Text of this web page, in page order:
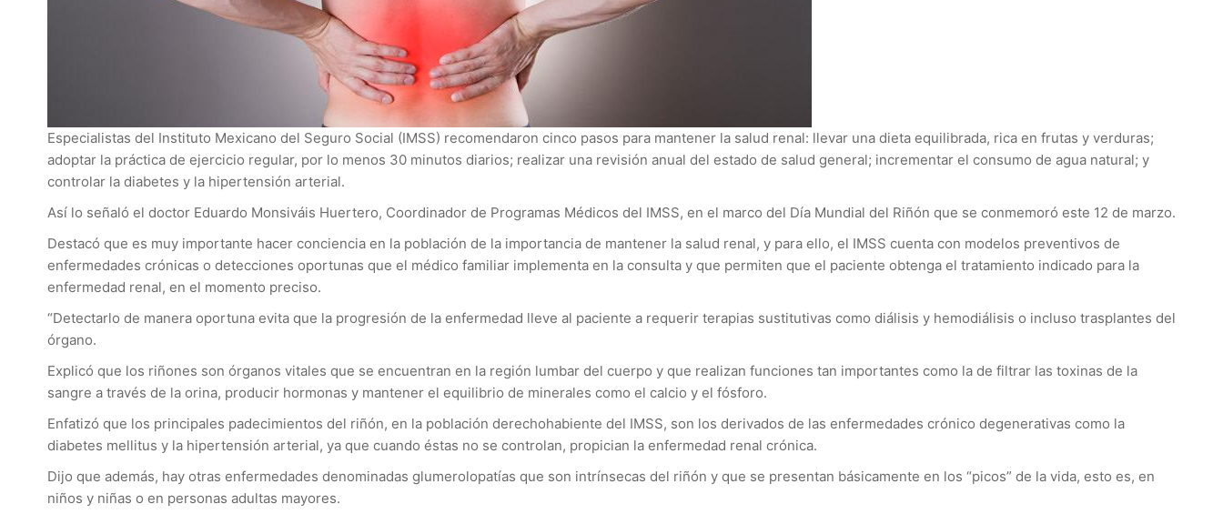
Especialistas del Instituto Mexicano del Seguro Social (IMSS) recomendaron cinco pasos para mantener la salud renal: llevar una dieta equilibrada, rica en frutas y verduras;
adoptar la práctica de ejercicio regular, por lo menos 30 minutos diarios; realizar una revisión anual del estado de salud general; incrementar el consumo de agua natural; y
controlar la diabetes y la hipertensión arterial.
Así lo señaló el doctor Eduardo Monsiváis Huertero, Coordinador de Programas Médicos del IMSS, en el marco del Día Mundial del Riñón que se conmemoró este 12 de marzo.
Destacó que es muy importante hacer conciencia en la población de la importancia de mantener la salud renal, y para ello, el IMSS cuenta con modelos preventivos de
enfermedades crónicas o detecciones oportunas que el médico familiar implementa en la consulta y que permiten que el paciente obtenga el tratamiento indicado para la
enfermedad renal, en el momento preciso.
“Detectarlo de manera oportuna evita que la progresión de la enfermedad lleve al paciente a requerir terapias sustitutivas como diálisis y hemodiálisis o incluso trasplantes del
órgano.
Explicó que los riñones son órganos vitales que se encuentran en la región lumbar del cuerpo y que realizan funciones tan importantes como la de filtrar las toxinas de la
sangre a través de la orina, producir hormonas y mantener el equilibrio de minerales como el calcio y el fósforo.
Enfatizó que los principales padecimientos del riñón, en la población derechohabiente del IMSS, son los derivados de las enfermedades crónico degenerativas como la
diabetes mellitus y la hipertensión arterial, ya que cuando éstas no se controlan, propician la enfermedad renal crónica.
Dijo que además, hay otras enfermedades denominadas glumerolopatías que son intrínsecas del riñón y que se presentan básicamente en los “picos” de la vida, esto es, en
niños y niñas o en personas adultas mayores.